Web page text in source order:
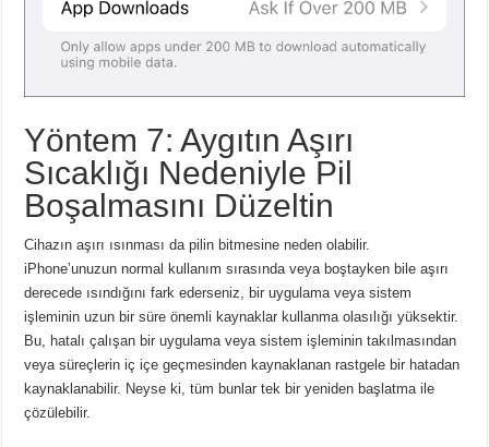
Yöntem 7: Aygıtın Aşırı
Sıcaklığı Nedeniyle Pil
Boşalmasını Düzeltin
Cihazın aşırı ısınması da pilin bitmesine neden olabilir.
iPhone’unuzun normal kullanım sırasında veya boştayken bile aşırı
derecede ısındığını fark ederseniz, bir uygulama veya sistem
işleminin uzun bir süre önemli kaynaklar kullanma olasılığı yüksektir.
Bu, hatalı çalışan bir uygulama veya sistem işleminin takılmasından
veya süreçlerin iç içe geçmesinden kaynaklanan rastgele bir hatadan
kaynaklanabilir. Neyse ki, tüm bunlar tek bir yeniden başlatma ile
çözülebilir.